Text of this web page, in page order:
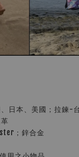
日本、美國；拉鍊-
；鋅合金